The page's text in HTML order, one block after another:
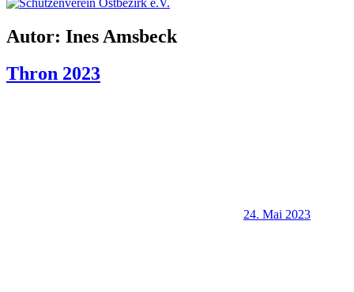
Autor: Ines Amsbeck
Thron 2023
24. Mai 2023